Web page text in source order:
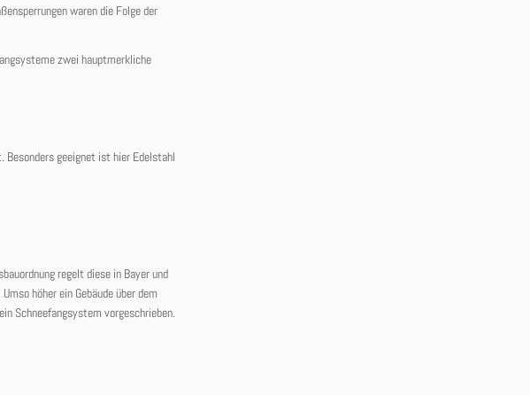
waren die Folge der
zwei hauptmerkliche
geeignet ist hier Edelstahl
regelt diese in Bayer und
höher ein Gebäude über dem
Schneefangsystem vorgeschrieben.